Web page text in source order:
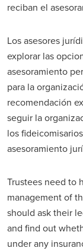
reciban el
Los asesores
explorar las
asesoramiento
para la
recomendación
seguir la
los
asesoramiento
Trustees need to
management of
should ask their
and find out
under any